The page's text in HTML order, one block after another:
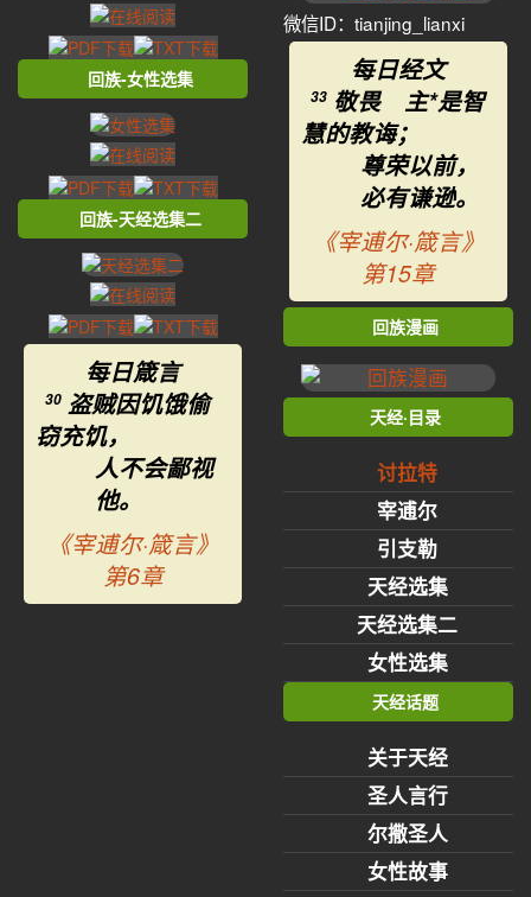
回族-女性选集
回族-天经选集二
每日箴言
30 盗贼因饥饿偷
窃充饥，
人不会鄙视
他。
《宰逋尔·箴言》
第6章
微信ID：tianjing_lianxi
每日经文
33 敬畏 主*是智
慧的教诲；
尊荣以前，
必有谦逊。
《宰逋尔·箴言》
第15章
回族漫画
天经·目录
讨拉特
宰逋尔
引支勒
天经选集
天经选集二
女性选集
天经话题
关于天经
圣人言行
尔撒圣人
女性故事